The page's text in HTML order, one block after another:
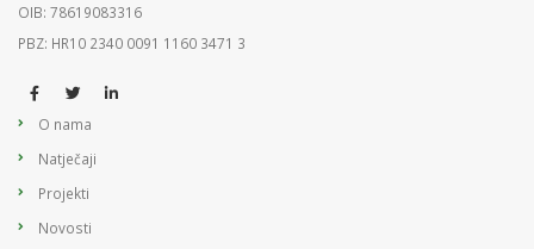
OIB: 78619083316
PBZ: HR10 2340 0091 1160 3471 3
O nama
Natječaji
Projekti
Novosti